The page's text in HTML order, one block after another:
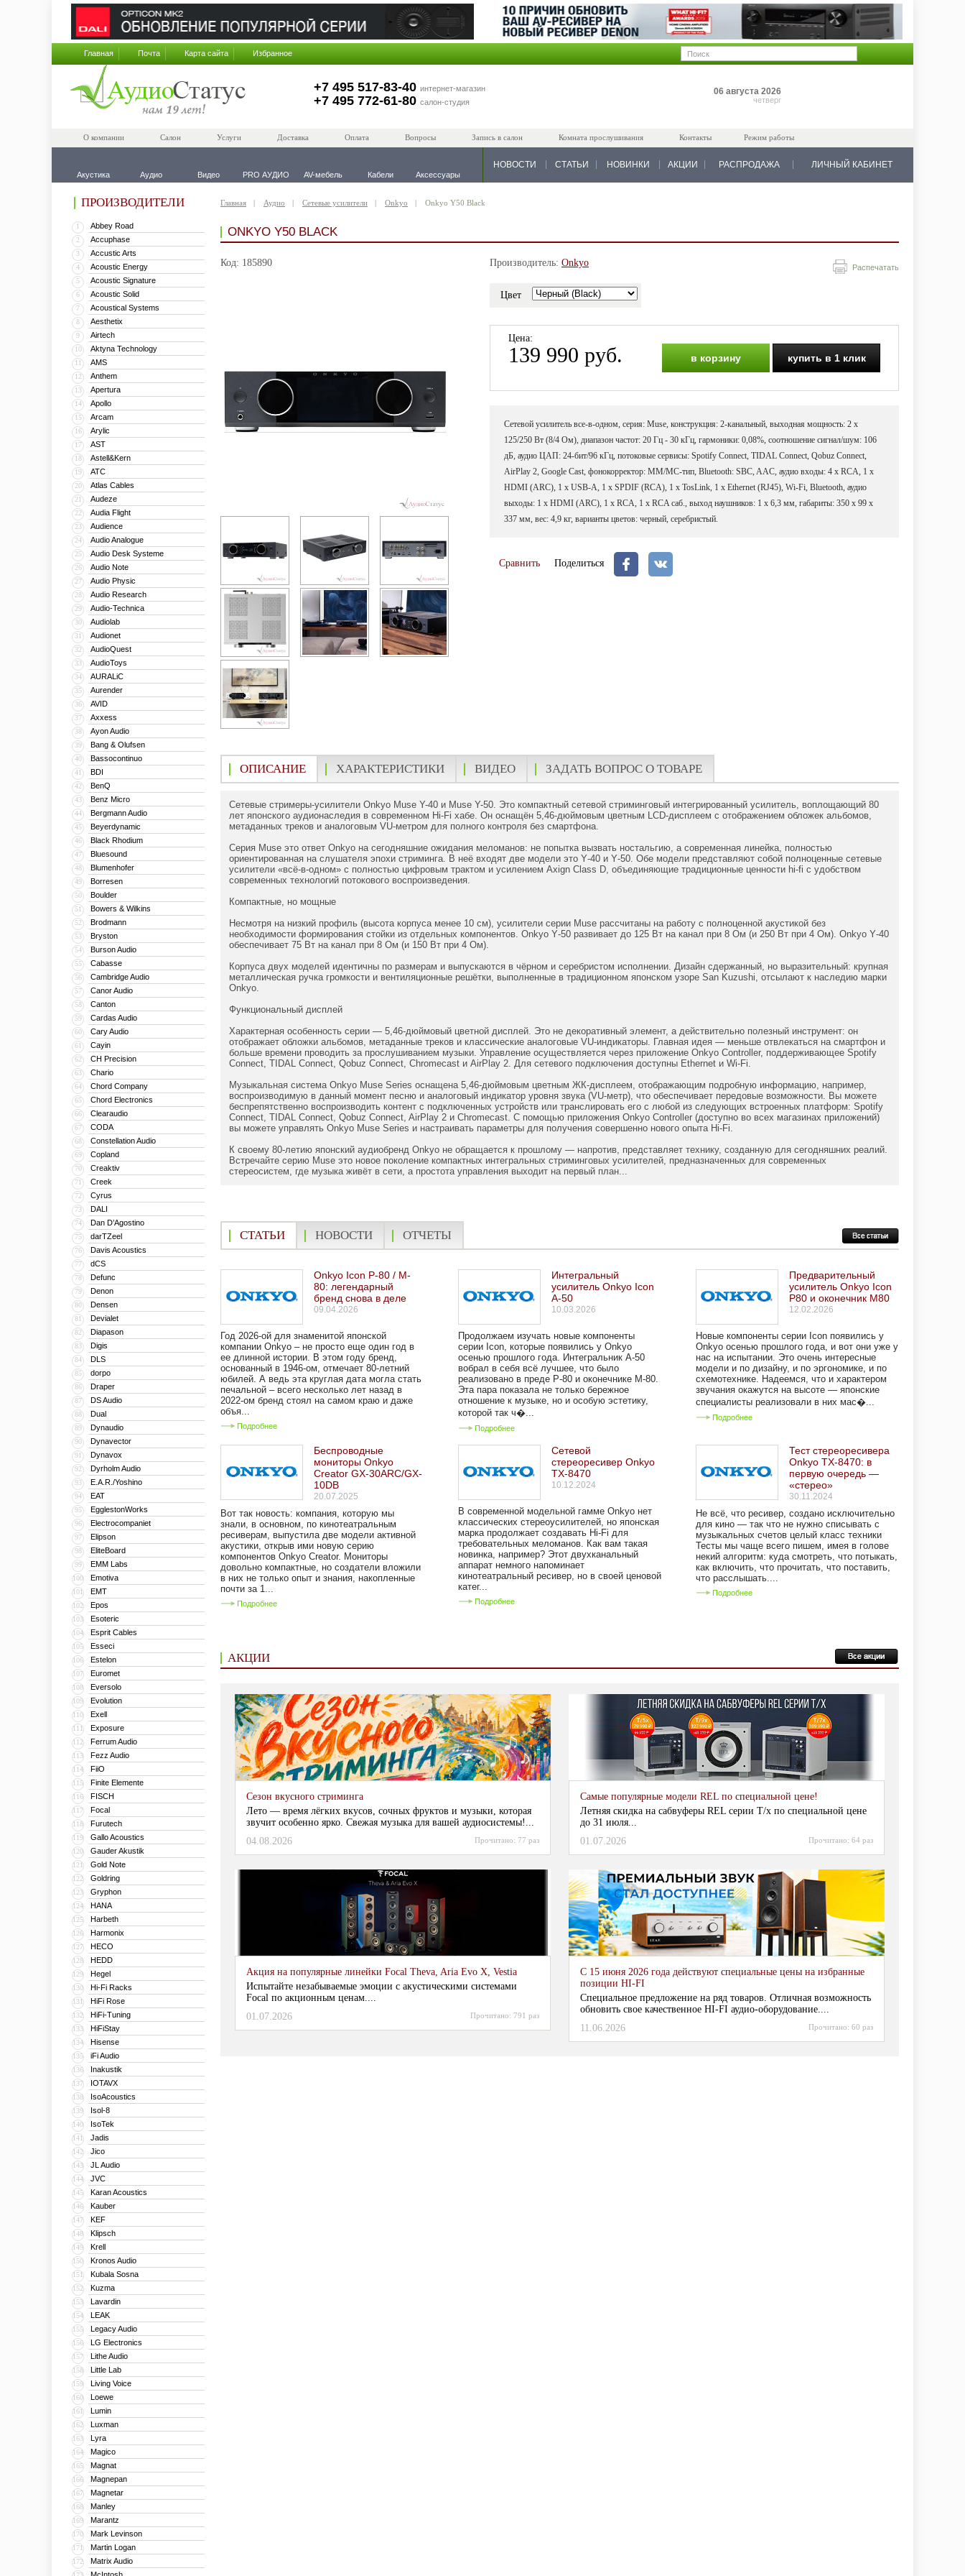
Главная Почта Карта сайта Избранное
+7 495 517-83-40 интернет-магазин
+7 495 772-61-80 салон-студия
06 августа 2026
четверг
О компании Салон Услуги Доставка Оплата Вопросы Запись в салон Комната прослушивания Контакты Режим работы
Акустика Аудио Видео PRO АУДИО AV-мебель Кабели Аксессуары
НОВОСТИ СТАТЬИ НОВИНКИ АКЦИИ РАСПРОДАЖА ЛИЧНЫЙ КАБИНЕТ
ПРОИЗВОДИТЕЛИ
1 Abbey Road
2 Accuphase
3 Accustic Arts
4 Acoustic Energy
5 Acoustic Signature
6 Acoustic Solid
7 Acoustical Systems
8 Aesthetix
9 Airtech
10 Aktyna Technology
11 AMS
12 Anthem
13 Apertura
14 Apollo
15 Arcam
16 Arylic
17 AST
18 Astell&Kern
19 ATC
20 Atlas Cables
21 Audeze
22 Audia Flight
23 Audience
24 Audio Analogue
25 Audio Desk Systeme
26 Audio Note
27 Audio Physic
28 Audio Research
29 Audio-Technica
30 Audiolab
31 Audionet
32 AudioQuest
33 AudioToys
34 AURALiC
35 Aurender
36 AVID
37 Axxess
38 Ayon Audio
39 Bang & Olufsen
40 Bassocontinuo
41 BDI
42 BenQ
43 Benz Micro
44 Bergmann Audio
45 Beyerdynamic
46 Black Rhodium
47 Bluesound
48 Blumenhofer
49 Borresen
50 Boulder
51 Bowers & Wilkins
52 Brodmann
53 Bryston
54 Burson Audio
55 Cabasse
56 Cambridge Audio
57 Canor Audio
58 Canton
59 Cardas Audio
60 Cary Audio
61 Cayin
62 CH Precision
63 Chario
64 Chord Company
65 Chord Electronics
66 Clearaudio
67 CODA
68 Constellation Audio
69 Copland
70 Creaktiv
71 Creek
72 Cyrus
73 DALI
74 Dan D’Agostino
75 darTZeel
76 Davis Acoustics
77 dCS
78 Defunc
79 Denon
80 Densen
81 Devialet
82 Diapason
83 Digis
84 DLS
85 dorpo
86 Draper
87 DS Audio
88 Dual
89 Dynaudio
90 Dynavector
91 Dynavox
92 Dyrholm Audio
93 E.A.R./Yoshino
94 EAT
95 EgglestonWorks
96 Electrocompaniet
97 Elipson
98 EliteBoard
99 EMM Labs
100 Emotiva
101 EMT
102 Epos
103 Esoteric
104 Esprit Cables
105 Esseci
106 Estelon
107 Euromet
108 Eversolo
109 Evolution
110 Exell
111 Exposure
112 Ferrum Audio
113 Fezz Audio
114 FiiO
115 Finite Elemente
116 FISCH
117 Focal
118 Furutech
119 Gallo Acoustics
120 Gauder Akustik
121 Gold Note
122 Goldring
123 Gryphon
124 HANA
125 Harbeth
126 Harmonix
127 HECO
128 HEDD
129 Hegel
130 Hi-Fi Racks
131 HiFi Rose
132 HiFi-Tuning
133 HiFiStay
134 Hisense
135 iFi Audio
136 Inakustik
137 IOTAVX
138 IsoAcoustics
139 Isol-8
140 IsoTek
141 Jadis
142 Jico
143 JL Audio
144 JVC
145 Karan Acoustics
146 Kauber
147 KEF
148 Klipsch
149 Krell
150 Kronos Audio
151 Kubala Sosna
152 Kuzma
153 Lavardin
154 LEAK
155 Legacy Audio
156 LG Electronics
157 Lithe Audio
158 Little Lab
159 Living Voice
160 Loewe
161 Lumin
162 Luxman
163 Lyra
164 Magico
165 Magnat
166 Magnepan
167 Magnetar
168 Manley
169 Marantz
170 Mark Levinson
171 Martin Logan
172 Matrix Audio
Главная Аудио Сетевые усилители Onkyo Onkyo Y50 Black
ONKYO Y50 BLACK
Код: 185890 Распечатать
Производитель: Onkyo
Цвет
Цена:
139 990 руб. в корзину купить в 1 клик
Сетевой усилитель все-в-одном, серия: Muse, конструкция: 2-канальный, выходная мощность: 2 х
125/250 Вт (8/4 Ом), диапазон частот: 20 Гц - 30 кГц, гармоники: 0,08%, соотношение сигнал/шум: 106
дБ, аудио ЦАП: 24-бит/96 кГц, потоковые сервисы: Spotify Connect, TIDAL Connect, Qobuz Connect,
AirPlay 2, Google Cast, фонокорректор: ММ/MC-тип, Bluetooth: SBC, AAC, аудио входы: 4 х RCA, 1 х
HDMI (ARC), 1 х USB-A, 1 х SPDIF (RCA), 1 х TosLink, 1 х Ethernet (RJ45), Wi-Fi, Bluetooth, аудио
выходы: 1 х HDMI (ARC), 1 х RCA, 1 х RCA саб., выход наушников: 1 х 6,3 мм, габариты: 350 х 99 х
337 мм, вес: 4,9 кг, варианты цветов: черный, серебристый.
Сравнить Поделиться
ОПИСАНИЕ ХАРАКТЕРИСТИКИ ВИДЕО ЗАДАТЬ ВОПРОС О ТОВАРЕ
Сетевые стримеры-усилители Onkyo Muse Y-40 и Muse Y-50. Это компактный сетевой стриминговый интегрированный усилитель, воплощающий 80
лет японского аудионаследия в современном Hi-Fi хабе. Он оснащён 5,46-дюймовым цветным LCD-дисплеем с отображением обложек альбомов,
метаданных треков и аналоговым VU-метром для полного контроля без смартфона.
Серия Muse это ответ Onkyo на сегодняшние ожидания меломанов: не попытка вызвать ностальгию, а современная линейка, полностью
ориентированная на слушателя эпохи стриминга. В неё входят две модели это Y‑40 и Y‑50. Обе модели представляют собой полноценные сетевые
усилители «всё‑в‑одном» с полностью цифровым трактом и усилением Axign Class D, объединяющие традиционные ценности hi‑fi с удобством
современных технологий потокового воспроизведения.
Компактные, но мощные
Несмотря на низкий профиль (высота корпуса менее 10 см), усилители серии Muse рассчитаны на работу с полноценной акустикой без
необходимости формирования стойки из отдельных компонентов. Onkyo Y‑50 развивает до 125 Вт на канал при 8 Ом (и 250 Вт при 4 Ом). Onkyo Y‑40
обеспечивает 75 Вт на канал при 8 Ом (и 150 Вт при 4 Ом).
Корпуса двух моделей идентичны по размерам и выпускаются в чёрном и серебристом исполнении. Дизайн сдержанный, но выразительный: крупная
металлическая ручка громкости и вентиляционные решётки, выполненные в традиционном японском узоре San Kuzushi, отсылают к наследию марки
Onkyo.
Функциональный дисплей
Характерная особенность серии — 5,46‑дюймовый цветной дисплей. Это не декоративный элемент, а действительно полезный инструмент: он
отображает обложки альбомов, метаданные треков и классические аналоговые VU‑индикаторы. Главная идея — меньше отвлекаться на смартфон и
больше времени проводить за прослушиванием музыки. Управление осуществляется через приложение Onkyo Controller, поддерживающее Spotify
Connect, TIDAL Connect, Qobuz Connect, Chromecast и AirPlay 2. Для сетевого подключения доступны Ethernet и Wi‑Fi.
Музыкальная система Onkyo Muse Series оснащена 5,46-дюймовым цветным ЖК-дисплеем, отображающим подробную информацию, например,
воспроизводимую в данный момент песню и аналоговый индикатор уровня звука (VU-метр), что обеспечивает передовые возможности. Вы можете
беспрепятственно воспроизводить контент с подключенных устройств или транслировать его с любой из следующих встроенных платформ: Spotify
Connect, TIDAL Connect, Qobuz Connect, AirPlay 2 и Chromecast. С помощью приложения Onkyo Controller (доступно во всех магазинах приложений)
вы можете управлять Onkyo Muse Series и настраивать параметры для получения совершенно нового опыта Hi-Fi.
К своему 80-летию японский аудиобренд Onkyo не обращается к прошлому — напротив, представляет технику, созданную для сегодняшних реалий.
Встречайте серию Muse это новое поколение компактных интегральных стриминговых усилителей, предназначенных для современных
стереосистем, где музыка живёт в сети, а простота управления выходит на первый план...
СТАТЬИ НОВОСТИ ОТЧЕТЫ
Onkyo Icon P-80 / M-
80: легендарный
бренд снова в деле
09.04.2026
Год 2026-ой для знаменитой японской
компании Onkyo – не просто еще один год в
ее длинной истории. В этом году бренд,
основанный в 1946-ом, отмечает 80-летний
юбилей. А ведь эта круглая дата могла стать
печальной – всего несколько лет назад в
2022-ом бренд стоял на самом краю и даже
объя...
Подробнее
Интегральный
усилитель Onkyo Icon
A-50
10.03.2026
Продолжаем изучать новые компоненты
серии Icon, которые появились у Onkyo
осенью прошлого года. Интегральник A-50
вобрал в себя всё лучшее, что было
реализовано в преде P-80 и оконечнике M-80.
Эта пара показала не только бережное
отношение к музыке, но и особую эстетику,
которой так ч�...
Подробнее
Предварительный
усилитель Onkyo Icon
P80 и оконечник M80
12.02.2026
Новые компоненты серии Icon появились у
Onkyo осенью прошлого года, и вот они уже у
нас на испытании. Это очень интересные
модели и по дизайну, и по эргономике, и по
схемотехнике. Надеемся, что и характером
звучания окажутся на высоте — японские
специалисты реализовали в них мас�...
Подробнее
Беспроводные
мониторы Onkyo
Creator GX-30ARC/GX-
10DB
20.07.2025
Вот так новость: компания, которую мы
знали, в основном, по кинотеатральным
ресиверам, выпустила две модели активной
акустики, открыв ими новую серию
компонентов Onkyo Creator. Мониторы
довольно компактные, но создатели вложили
в них не только опыт и знания, накопленные
почти за 1...
Подробнее
Сетевой
стереоресивер Onkyo
TX-8470
10.12.2024
В современной модельной гамме Onkyo нет
классических стереоусилителей, но японская
марка продолжает создавать Hi-Fi для
требовательных меломанов. Как вам такая
новинка, например? Этот двухканальный
аппарат немного напоминает
кинотеатральный ресивер, но в своей ценовой
катег...
Подробнее
Тест стереоресивера
Onkyo TX-8470: в
первую очередь —
«стерео»
30.11.2024
Не всё, что ресивер, создано исключительно
для кино — так что не нужно списывать с
музыкальных счетов целый класс техники
Тесты мы чаще всего пишем, имея в голове
некий алгоритм: куда смотреть, что потыкать,
как включить, что прочитать, что поставить,
что расслышать....
Подробнее
АКЦИИ
Сезон вкусного стриминга
Лето — время лёгких вкусов, сочных фруктов и музыки, которая
звучит особенно ярко. Свежая музыка для вашей аудиосистемы!...
04.08.2026
Прочитано: 77 раз
Самые популярные модели REL по специальной цене!
Летняя скидка на сабвуферы REL серии T/x по специальной цене
до 31 июля...
01.07.2026
Прочитано: 64 раз
Акция на популярные линейки Focal Theva, Aria Evo X, Vestia
Испытайте незабываемые эмоции с акустическими системами
Focal по акционным ценам....
01.07.2026
Прочитано: 791 раз
С 15 июня 2026 года действуют специальные цены на избранные
позиции HI-FI
Специальное предложение на ряд товаров. Отличная возможность
обновить свое качественное HI-FI аудио-оборудование....
11.06.2026
Прочитано: 60 раз